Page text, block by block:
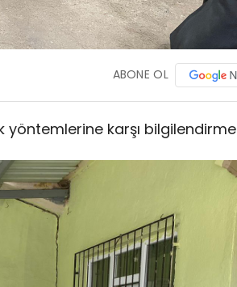
ABONE OL
yöntemlerine karşı bilgilendirme